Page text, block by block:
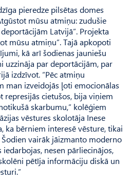
pieredze pilsētas domes
mūsu atmiņu: zudušie
Latvijā”. Projekta
mūsu atmiņu”. Tajā apkopoti
kā arī šodienas jauniešu
uzzināja par deportācijām, par
izdzīvot. “Pēc atmiņu
man izveidojās ļoti emocionālas
represijās cietušos, bija viņiem
skarbumu,” kolēģiem
vēstures skolotāja Inese
ka bērniem interesē vēsture, tikai
vairāk jāizmanto moderno
nesen pārliecinājos,
pētīja informāciju diskā un